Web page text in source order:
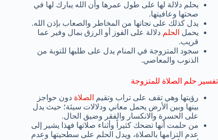
يحلم دلالة لها على طول عمرها وأن الله يبارك لها في
صحتها وعافيتها.
يدل كذلك على نجاتها من المخاطر والصعاب بإذن الله.
يحمل الحلم دلالة على الفوز أو الرزق بمال وفير عما
قريب.
سجود المتزوجة في المنام يدل على طلبها للتوبة من
الذنوب والمعاصي.
تفسير حلم الصلاة للمتزوجة
رؤيتها وهي تقف على تراب وتقيم
الصلاة دون حواجز
بينها وبين الأرض يحمل معاني ودلالات سيئة؛ حيث يدل
على الحسرة والانكسار والفقر وضيق الحال.
من حلمت أنها تضحك كثيراً وأثناء صلاتها فهذا يشير إلى
عدم التزامها بالصلاة، ويدل الحلم على سطحيتها وعدم